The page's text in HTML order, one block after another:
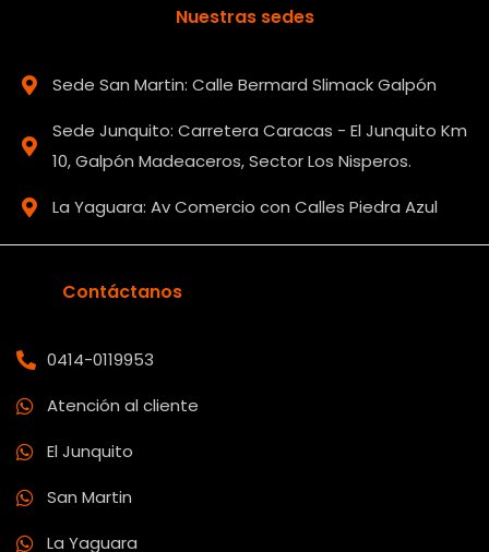
Contáctanos
0414-0119953
Atención al cliente
El Junquito
San Martin
La Yaguara
Nuestras sedes
Sede San Martin: Calle Bermard Slimack Galpón
Sede Junquito: Carretera Caracas - El Junquito Km
10, Galpón Madeaceros, Sector Los Nisperos.
La Yaguara: Av Comercio con Calles Piedra Azul